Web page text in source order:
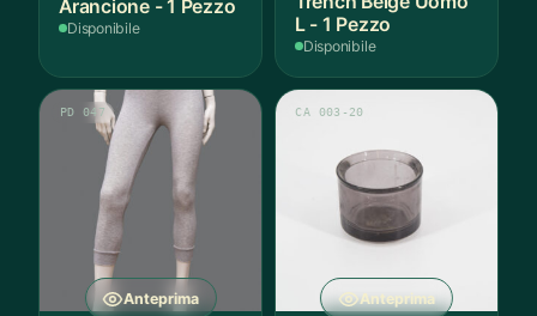
Arancione - 1 Pezzo
Disponibile
L - 1 Pezzo
Disponibile
Anteprima
PD 047
Anteprima
CA 003-20